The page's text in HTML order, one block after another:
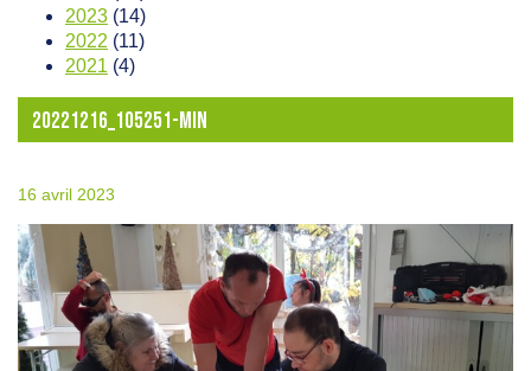
2023 (14)
2022 (11)
2021 (4)
20221216_105251-MIN
16 avril 2023